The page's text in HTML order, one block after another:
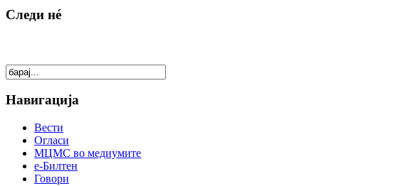
Следи нé
Навигација
Вести
Огласи
МЦМС во медиумите
е-Билтен
Говори